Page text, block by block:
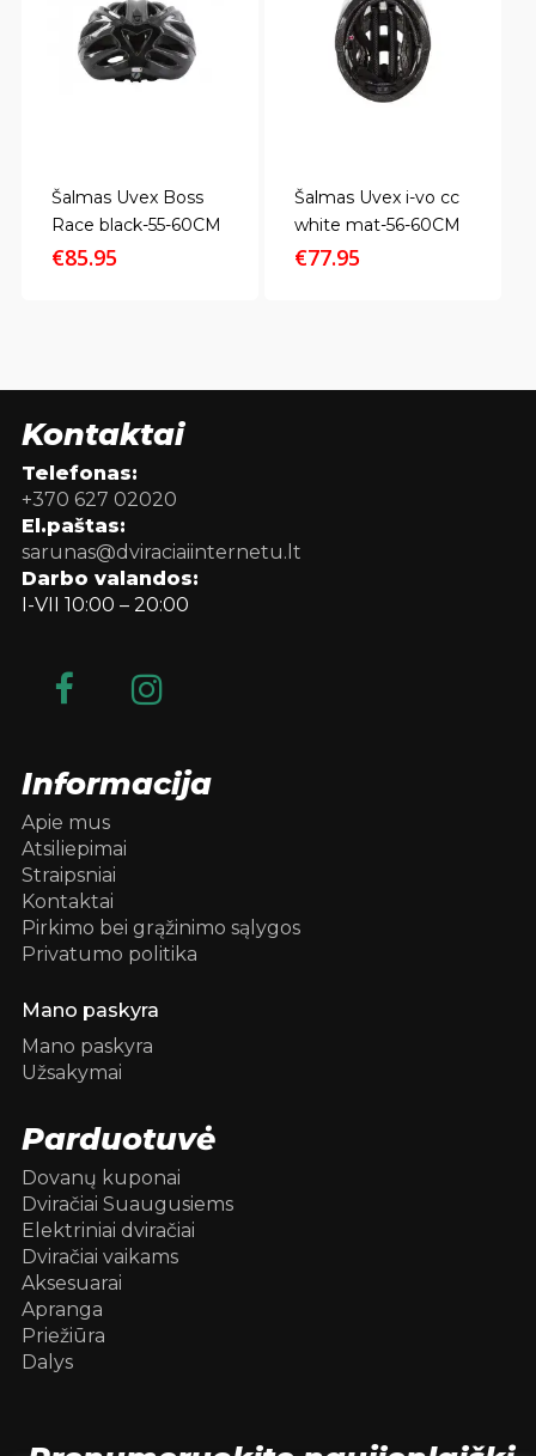
Šalmas Uvex Boss
Race black-55-60CM
€85.95
Šalmas Uvex i-vo cc
white mat-56-60CM
€77.95
Kontaktai
Telefonas:
+370 627 02020
El.paštas:
sarunas@dviraciaiinternetu.lt
Darbo valandos:
I-VII 10:00 – 20:00
Informacija
Apie mus
Atsiliepimai
Straipsniai
Kontaktai
Pirkimo bei grąžinimo sąlygos
Privatumo politika
Mano paskyra
Mano paskyra
Užsakymai
Parduotuvė
Dovanų kuponai
Dviračiai Suaugusiems
Elektriniai dviračiai
Dviračiai vaikams
Aksesuarai
Apranga
Priežiūra
Dalys